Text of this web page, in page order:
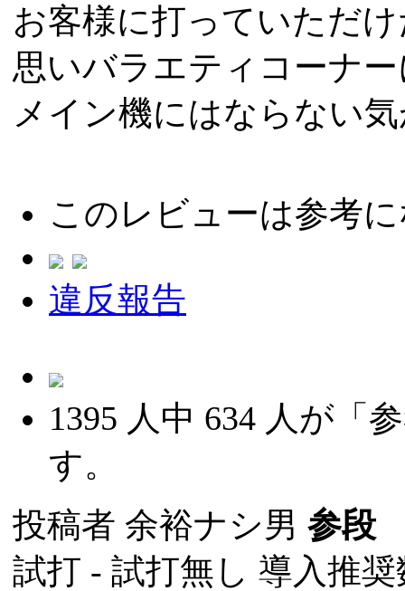
お客様に打っていただ
思いバラエティコーナ
メイン機にはならない
このレビューは参考
違反報告
1395 人中 634 人が「
す。
投稿者 余裕ナシ男 参段
試打 - 試打無し 導入推